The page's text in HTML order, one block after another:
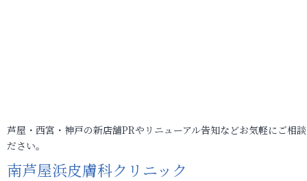
芦屋・西宮・神戸の新店舗PRやリニューアル告知などお気軽にご相
ださい。
南芦屋浜皮膚科クリニック